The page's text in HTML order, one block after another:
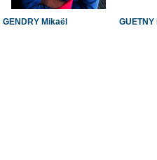
GENDRY Mikaël GUETNY